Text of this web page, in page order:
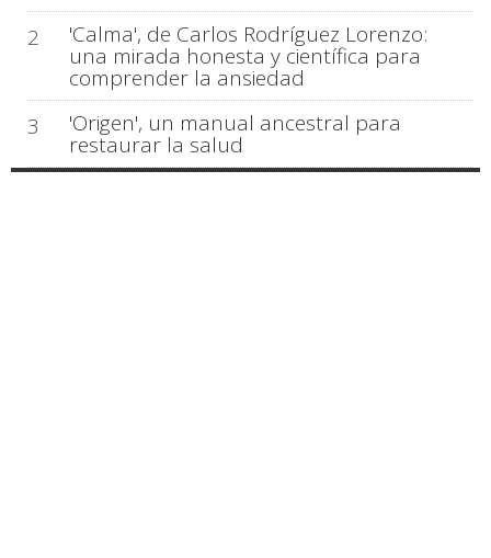
2 'Calma', de Carlos Rodríguez Lorenzo:
una mirada honesta y científica para
comprender la ansiedad
3
'Origen', un manual ancestral para
restaurar la salud